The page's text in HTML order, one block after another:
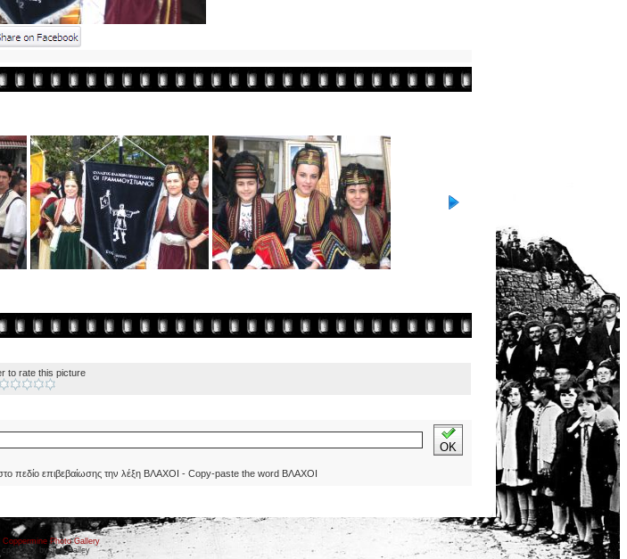
to rate this picture
OK
πεδίο επιβεβαίωσης την λέξη ΒΛΑΧΟΙ - Copy-paste the word ΒΛΑΧΟΙ
Coppermine Photo Gallery
cpg 1.5.x by Jeff Bailey